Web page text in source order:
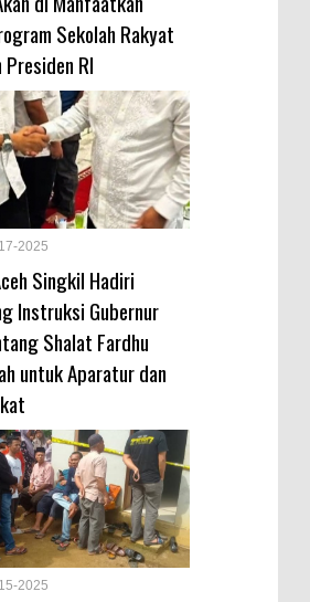
Sekolah Rakyat
Presiden RI
2025
Singkil Hadiri
Instruksi Gubernur
Shalat Fardhu
untuk Aparatur dan
2025